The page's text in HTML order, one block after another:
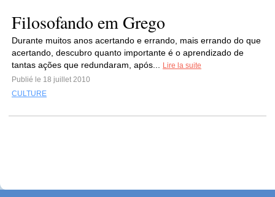
Filosofando em Grego
Durante muitos anos acertando e errando, mais errando do que
acertando, descubro quanto importante é o aprendizado de
tantas ações que redundaram, após...
Lire la suite
Publié le 18 juillet 2010
CULTURE